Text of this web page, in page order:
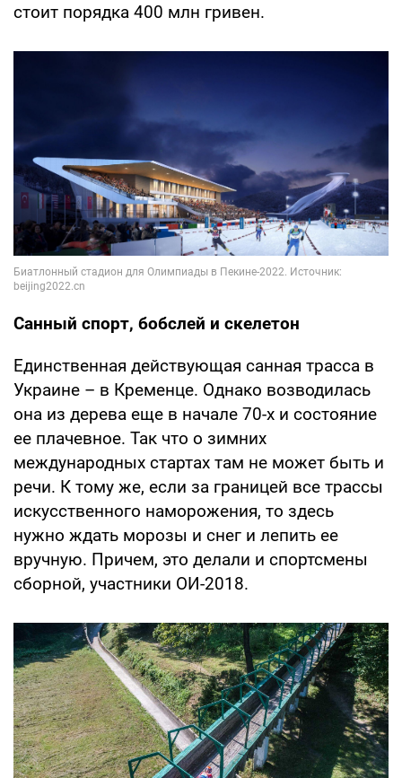
стоит порядка 400 млн гривен.
Санный спорт, бобслей и скелетон
Единственная действующая санная трасса в
Украине – в Кременце. Однако возводилась
она из дерева еще в начале 70-х и состояние
ее плачевное. Так что о зимних
международных стартах там не может быть и
речи. К тому же, если за границей все трассы
искусственного наморожения, то здесь
нужно ждать морозы и снег и лепить ее
вручную. Причем, это делали и спортсмены
сборной, участники ОИ-2018.